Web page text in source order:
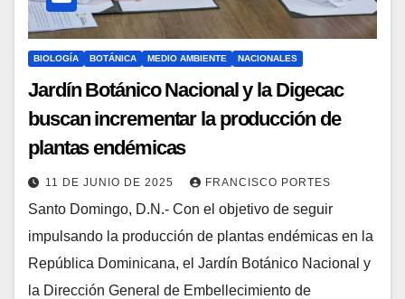
BIOLOGÍA BOTÁNICA MEDIO AMBIENTE NACIONALES
Jardín Botánico Nacional y la Digecac
buscan incrementar la producción de
plantas endémicas
11 DE JUNIO DE 2025 FRANCISCO PORTES
Santo Domingo, D.N.- Con el objetivo de seguir
impulsando la producción de plantas endémicas en la
República Dominicana, el Jardín Botánico Nacional y
la Dirección General de Embellecimiento de